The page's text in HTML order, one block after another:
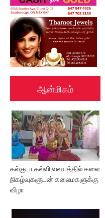
ஆன்மிகம்
கல்குடா கல்வி வலயத்தில் கலை
நிகழ்வுகளுடன் கலைமகளுக்கு
விழா